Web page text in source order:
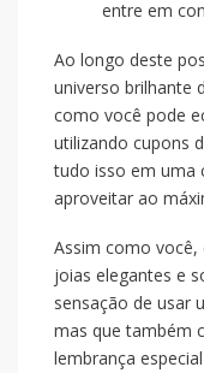
entre em
Ao longo deste
universo brilhante
como você pode
utilizando cupons
tudo isso em uma
aproveitar ao
Assim como
joias elegantes e
sensação de usar
mas que também
lembrança